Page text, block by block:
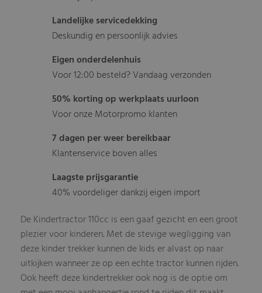
Landelijke servicedekking
Deskundig en persoonlijk advies
Eigen onderdelenhuis
Voor 12:00 besteld? Vandaag verzonden
50% korting op werkplaats uurloon
Voor onze Motorpromo klanten
7 dagen per weer bereikbaar
Klantenservice boven alles
Laagste prijsgarantie
40% voordeliger dankzij eigen import
De Kindertractor 110cc is een gaaf gezicht en een groot
plezier voor kinderen. Met de stevige wegligging van
deze kinder trekker kunnen de kids er alvast op naar
uitkijken wanneer ze op een echte tractor kunnen rijden.
Ook heeft deze kindertrekker ook nog is de optie om